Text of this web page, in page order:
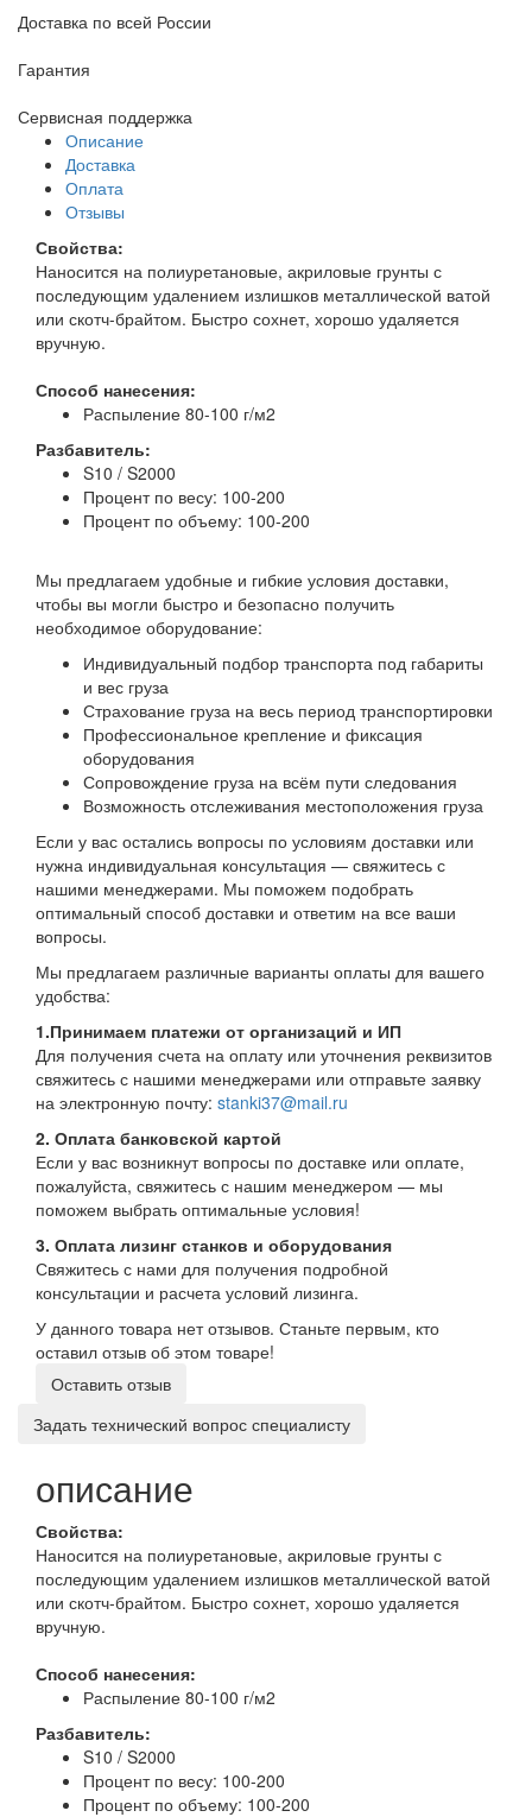
Доставка по всей России
Гарантия
Сервисная поддержка
Описание
Доставка
Оплата
Отзывы
Свойства:
Наносится на полиуретановые, акриловые грунты с
последующим удалением излишков металлической ватой
или скотч-брайтом. Быстро сохнет, хорошо удаляется
вручную.
Способ нанесения:
Распыление 80-100 г/м2
Разбавитель:
S10 / S2000
Процент по весу: 100-200
Процент по объему: 100-200
Мы предлагаем удобные и гибкие условия доставки,
чтобы вы могли быстро и безопасно получить
необходимое оборудование:
Индивидуальный подбор транспорта под габариты
и вес груза
Страхование груза на весь период транспортировки
Профессиональное крепление и фиксация
оборудования
Сопровождение груза на всём пути следования
Возможность отслеживания местоположения груза
Если у вас остались вопросы по условиям доставки или
нужна индивидуальная консультация — свяжитесь с
нашими менеджерами. Мы поможем подобрать
оптимальный способ доставки и ответим на все ваши
вопросы.
Мы предлагаем различные варианты оплаты для вашего
удобства:
1.Принимаем платежи от организаций и ИП
Для получения счета на оплату или уточнения реквизитов
свяжитесь с нашими менеджерами или отправьте заявку
на электронную почту: stanki37@mail.ru
2. Оплата банковской картой
Если у вас возникнут вопросы по доставке или оплате,
пожалуйста, свяжитесь с нашим менеджером — мы
поможем выбрать оптимальные условия!
3. Оплата лизинг станков и оборудования
Свяжитесь с нами для получения подробной
консультации и расчета условий лизинга.
У данного товара нет отзывов. Станьте первым, кто
оставил отзыв об этом товаре!
Оставить отзыв
Задать технический вопрос специалисту
описание
Свойства:
Наносится на полиуретановые, акриловые грунты с
последующим удалением излишков металлической ватой
или скотч-брайтом. Быстро сохнет, хорошо удаляется
вручную.
Способ нанесения:
Распыление 80-100 г/м2
Разбавитель:
S10 / S2000
Процент по весу: 100-200
Процент по объему: 100-200